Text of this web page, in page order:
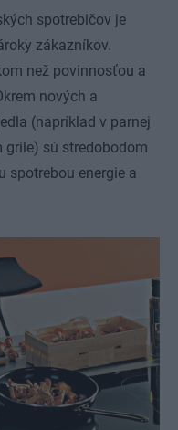
spotrebičov je
zákazníkov.
než povinnosťou a
nových a
(napríklad v parnej
grile) sú stredobodom
spotrebou energie a